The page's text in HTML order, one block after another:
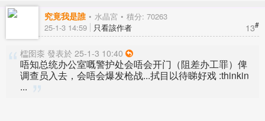
究竟我是誰 水晶宮 積分: 70263
13#
25-1-3 14:59 只看該作者
櫺囹桼 發表於 25-1-3 10:40
唔知总统办公室嘅警护处会唔会开门（阻差办工罪）俾
调查员入去，会唔会爆发枪战...拭目以待睇好戏 :thinkin
...